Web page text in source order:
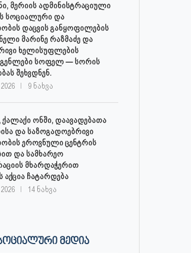
მერიის ადმინისტრაციული
სოციალური და
დაცვის განყოფილების
მარინე რაზმაძე და
ხელისუფლების
სოფელ — სორის
შეხვდნენ.
9 ნახვა
ქალაქი ონში, დაავადებათა
და საზოგადოებრივი
ეროვნული ცენტრის
და სამხარეო
მხარდაჭერით
აქცია ჩატარდება
14 ნახვა
ᲛᲔᲓᲘᲐ